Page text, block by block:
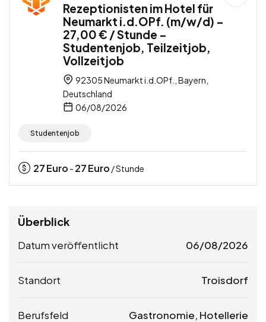
Rezeptionisten im Hotel für
Neumarkt i.d.OPf. (m/w/d) –
27,00 € / Stunde –
Studentenjob, Teilzeitjob,
Vollzeitjob
92305 Neumarkt i.d.OPf., Bayern,
Deutschland
06/08/2026
Studentenjob
27Euro - 27Euro / Stunde
Überblick
Datum veröffentlicht 06/08/2026
Standort Troisdorf
Berufsfeld Gastronomie, Hotellerie